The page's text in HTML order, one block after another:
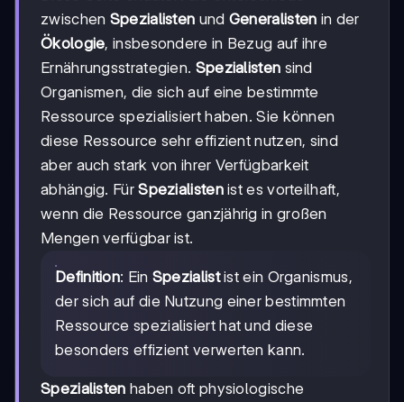
zwischen Spezialisten und Generalisten in der
Ökologie, insbesondere in Bezug auf ihre
Ernährungsstrategien. Spezialisten sind
Organismen, die sich auf eine bestimmte
Ressource spezialisiert haben. Sie können
diese Ressource sehr effizient nutzen, sind
aber auch stark von ihrer Verfügbarkeit
abhängig. FürSpezialistenist es vorteilhaft,
wenn die Ressource ganzjährig in großen
Mengen verfügbar ist.
Definition: Ein Spezialistist ein Organismus,
der sich auf die Nutzung einer bestimmten
Ressource spezialisiert hat und diese
besonders effizient verwerten kann.
Spezialisten haben oft physiologische